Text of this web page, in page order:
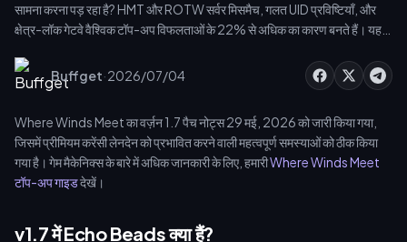
सामना करना पड़ रहा है? HMT और ROTW सर्वर मिसमैच, गलत UID प्रविष्टियाँ, और
क्षेत्र-लॉक गेटवे वैश्विक टॉप-अप विफलताओं के 22% से अधिक का कारण बनते हैं। यह
लिए चरण-दर-चरण समाधान प्रदान करती है ताकि यह सुनिश्चित हो सके कि आपकी
प्रीमियम करेंसी सुरक्षित रूप से आप तक पहुँचे।
Buffget·2026/07/04
Where Winds Meet का वर्ज़न 1.7 पैच नोट्स 29 मई, 2026 को जारी किया गया,
जिसमें प्रीमियम करेंसी लेनदेन को प्रभावित करने वाली महत्वपूर्ण समस्याओं को ठीक किया
गया है। गेम मैकेनिक्स के बारे में अधिक जानकारी के लिए, हमारीWhere Winds Meet
टॉप-अप गाइडदेखें।
v1.7 में Echo Beads क्या हैं?